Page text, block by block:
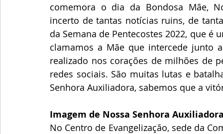
comemora o dia da Bondosa Mãe,
incerto de tantas notícias ruins, de
da Semana de Pentecostes 2022, que é
clamamos a Mãe que intercede junto
realizado nos corações de milhões de
redes sociais. São muitas lutas e
Senhora Auxiliadora, sabemos que a
Imagem de Nossa Senhora
No Centro de Evangelização, sede da